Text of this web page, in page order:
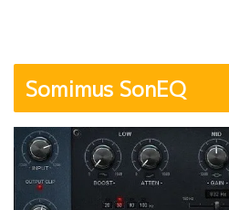
Somimus SonEQ